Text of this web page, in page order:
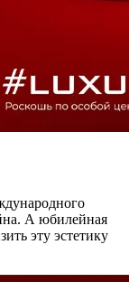
А юбилейная
эту эстетику